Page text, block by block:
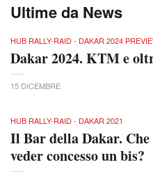
Ultime da News
HUB RALLY-RAID - DAKAR 2024
Dakar 2024. KTM e
15 DICEMBRE
HUB RALLY-RAID - DAKAR 2021
Il Bar della Dakar.
veder concesso un bis?